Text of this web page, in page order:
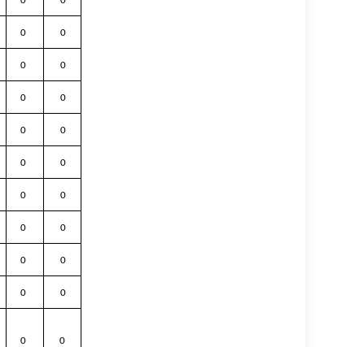
0 0
0 0
0 0
0 0
0 0
0 0
0 0
0 0
0 0
0 0